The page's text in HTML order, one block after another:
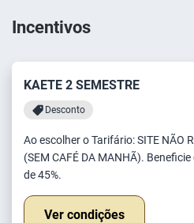
Incentivos
KAETE 2 SEMESTRE
Desconto
Ao escolher o Tarifário: SITE NÃO
(SEM CAFÉ DA MANHÃ).
de 45%.
Ver condições